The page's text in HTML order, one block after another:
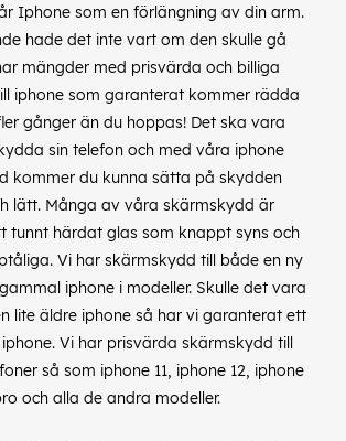
Iphone som en förlängning av din arm.
hade det inte vart om den skulle gå
mängder med prisvärda och billiga
iphone som garanterat kommer rädda
gånger än du hoppas! Det ska vara
sin telefon och med våra iphone
kommer du kunna sätta på skydden
lätt. Många av våra skärmskydd är
tunnt härdat glas som knappt syns och
Vi har skärmskydd till både en ny
iphone i modeller. Skulle det vara
lite äldre iphone så har vi garanterat ett
Vi har prisvärda skärmskydd till
så som iphone 11, iphone 12, iphone
och alla de andra modeller.